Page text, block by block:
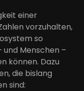
einer
vorzuhalten,
so
und Menschen –
können. Dazu
die bislang
sind: